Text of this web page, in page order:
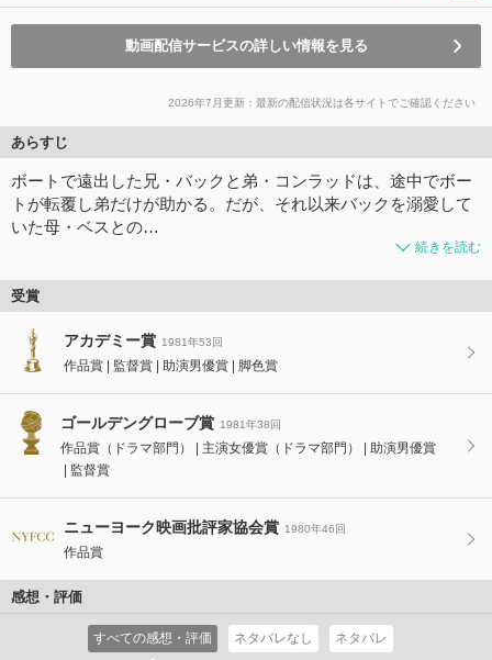
動画配信サービスの詳しい情報を見る
2026年7月更新：最新の配信状況は各サイトでご確認ください
あらすじ
ボートで遠出した兄・バックと弟・コンラッドは、途中でボー
トが転覆し弟だけが助かる。だが、それ以来バックを溺愛して
いた母・ベスとの…
続きを読む
受賞
アカデミー賞 1981年53回
作品賞 監督賞 助演男優賞 脚色賞
ゴールデングローブ賞 1981年38回
作品賞（ドラマ部門） 主演女優賞（ドラマ部門）
助演男優賞
監督賞
ニューヨーク映画批評家協会賞 1980年46回
作品賞
感想・評価
すべての感想・評価 ネタバレなし ネタバレ